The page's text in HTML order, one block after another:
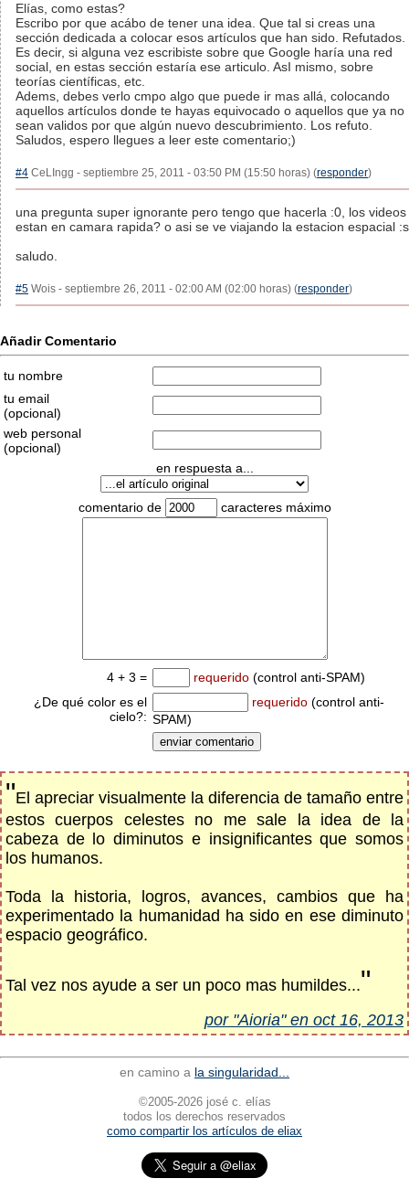
Elías, como estas?
Escribo por que acábo de tener una idea. Que tal si creas una
sección dedicada a colocar esos artículos que han sido. Refutados.
Es decir, si alguna vez escribiste sobre que Google haría una red
social, en estas sección estaría ese articulo. AsI mismo, sobre
teorías científicas, etc.
Adems, debes verlo cmpo algo que puede ir mas allá, colocando
aquellos artículos donde te hayas equivocado o aquellos que ya no
sean validos por que algún nuevo descubrimiento. Los refuto.
Saludos, espero llegues a leer este comentario;)
#4 CeLIngg - septiembre 25, 2011 - 03:50 PM (15:50 horas) (responder)
una pregunta super ignorante pero tengo que hacerla :0, los videos
estan en camara rapida? o asi se ve viajando la estacion espacial :s
saludo.
#5 Wois - septiembre 26, 2011 - 02:00 AM (02:00 horas) (responder)
Añadir Comentario
tu nombre
tu email
(opcional)
web personal
(opcional)
en respuesta a...
comentario de caracteres máximo
4 + 3 = requerido (control anti-SPAM)
¿De qué color es el
cielo?:
requerido (control anti-
SPAM)
"El apreciar visualmente la diferencia de tamaño entre
estos cuerpos celestes no me sale la idea de la
cabeza de lo diminutos e insignificantes que somos
los humanos.
Toda la historia, logros, avances, cambios que ha
experimentado la humanidad ha sido en ese diminuto
espacio geográfico.
Tal vez nos ayude a ser un poco mas humildes..."
por "Aioria" en oct 16, 2013
en camino a la singularidad...
©2005-2026 josé c. elías
todos los derechos reservados
como compartir los artículos de eliax